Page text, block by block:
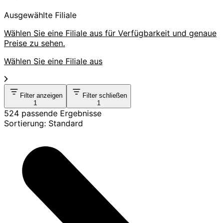
Ausgewählte Filiale
Wählen Sie eine Filiale aus für Verfügbarkeit und genaue
Preise zu sehen.
Wählen Sie eine Filiale aus
Filter anzeigen
1
Filter schließen
1
524 passende Ergebnisse
Sortierung: Standard